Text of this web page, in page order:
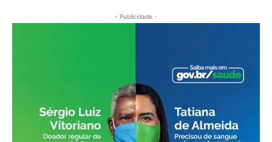
- Publicidade -